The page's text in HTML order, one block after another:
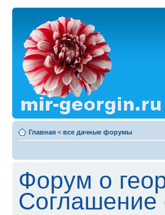
Главная < все дачные форумы
Форум о
Соглашение